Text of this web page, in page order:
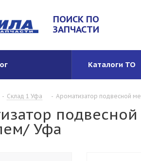
ПОИСК ПО
ЗАПЧАСТИ
Каталоги ТО
- Склад 1 Уфа - Ароматизатор подвесной
Уфа